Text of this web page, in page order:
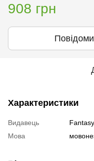
908 грн
Характеристики
Видавець
Мова